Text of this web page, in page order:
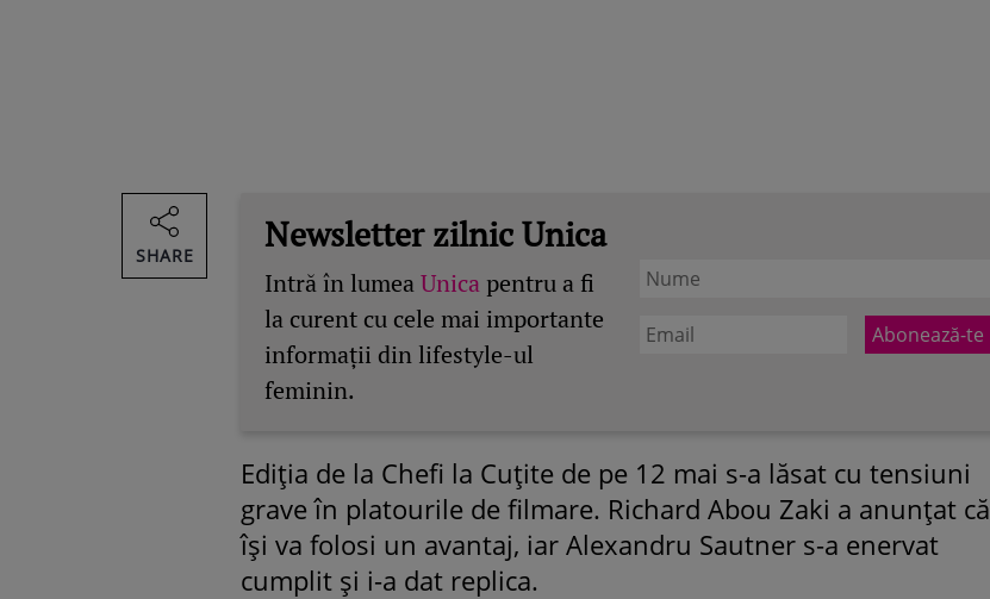
Newsletter zilnic Unica
Intră în lumeaUnica pentru a fi
la curent cu cele mai importante
informații din lifestyle-ul
feminin.
Ediția de la Chefi la Cuțite de pe 12 mai s-a lăsat cu tensiuni
grave în platourile de filmare. Richard Abou Zaki a anunțat că
își va folosi un avantaj, iar Alexandru Sautner s-a enervat
cumplit și i-a dat replica.
SHARE